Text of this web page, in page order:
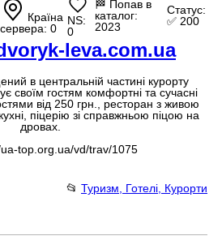
Країна
сервера: 0
NS:
0
🏁 Попав в
каталог:
2023
Статус:
✅ 200
leva.com.ua
в центральній частині курорту
своїм гостям комфортні та сучасні
від 250 грн., ресторан з живою
піцерію зі справжньою піцою на
дровах.
top.org.ua/vd/trav/1075
📂 Туризм, Готелі, Курорти